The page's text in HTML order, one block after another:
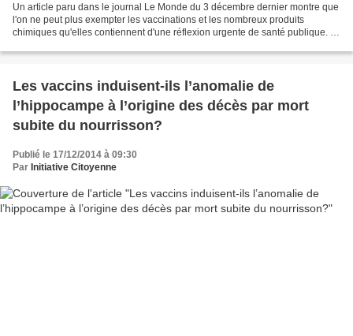
Un article paru dans le journal Le Monde du 3 décembre dernier montre que
l'on ne peut plus exempter les vaccinations et les nombreux produits
chimiques qu'elles contiennent d'une réflexion urgente de santé publique. Il
Les vaccins induisent-ils l’anomalie de
l’hippocampe à l’origine des décès par mort
subite du nourrisson?
Publié le 17/12/2014 à 09:30
Par Initiative Citoyenne